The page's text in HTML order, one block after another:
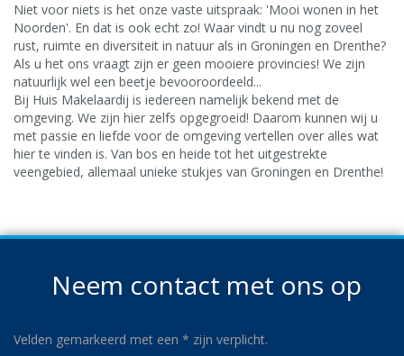
Niet voor niets is het onze vaste uitspraak: 'Mooi wonen in het
Noorden'. En dat is ook echt zo! Waar vindt u nu nog zoveel
rust, ruimte en diversiteit in natuur als in Groningen en Drenthe?
Als u het ons vraagt zijn er geen mooiere provincies! We zijn
natuurlijk wel een beetje bevooroordeeld...
Bij Huis Makelaardij is iedereen namelijk bekend met de
omgeving. We zijn hier zelfs opgegroeid! Daarom kunnen wij u
met passie en liefde voor de omgeving vertellen over alles wat
hier te vinden is. Van bos en heide tot het uitgestrekte
veengebied, allemaal unieke stukjes van Groningen en Drenthe!
Neem contact met ons op
Velden gemarkeerd met een * zijn verplicht.